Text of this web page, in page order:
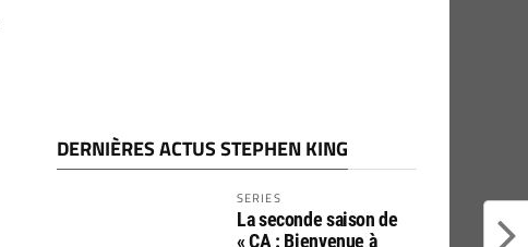
DERNIÈRES ACTUS STEPHEN KING
SERIES
La seconde saison de
« CA : Bienvenue à